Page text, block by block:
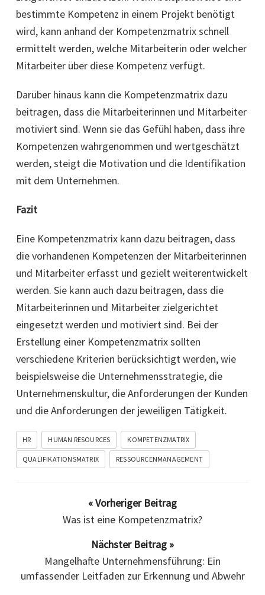
bestimmte Kompetenz in einem Projekt benötigt
wird, kann anhand der Kompetenzmatrix schnell
ermittelt werden, welche Mitarbeiterin oder welcher
Mitarbeiter über diese Kompetenz verfügt.
Darüber hinaus kann die Kompetenzmatrix dazu
beitragen, dass die Mitarbeiterinnen und Mitarbeiter
motiviert sind. Wenn sie das Gefühl haben, dass ihre
Kompetenzen wahrgenommen und wertgeschätzt
werden, steigt die Motivation und die Identifikation
mit dem Unternehmen.
Fazit
Eine Kompetenzmatrix kann dazu beitragen, dass
die vorhandenen Kompetenzen der Mitarbeiterinnen
und Mitarbeiter erfasst und gezielt weiterentwickelt
werden. Sie kann auch dazu beitragen, dass die
Mitarbeiterinnen und Mitarbeiter zielgerichtet
eingesetzt werden und motiviert sind. Bei der
Erstellung einer Kompetenzmatrix sollten
verschiedene Kriterien berücksichtigt werden, wie
beispielsweise die Unternehmensstrategie, die
Unternehmenskultur, die Anforderungen der Kunden
und die Anforderungen der jeweiligen Tätigkeit.
HR HUMAN RESOURCES KOMPETENZMATRIX
QUALIFIKATIONSMATRIX RESSOURCENMANAGEMENT
« Vorheriger Beitrag
Was ist eine Kompetenzmatrix?
Nächster Beitrag »
Mangelhafte Unternehmensführung: Ein
umfassender Leitfaden zur Erkennung und Abwehr